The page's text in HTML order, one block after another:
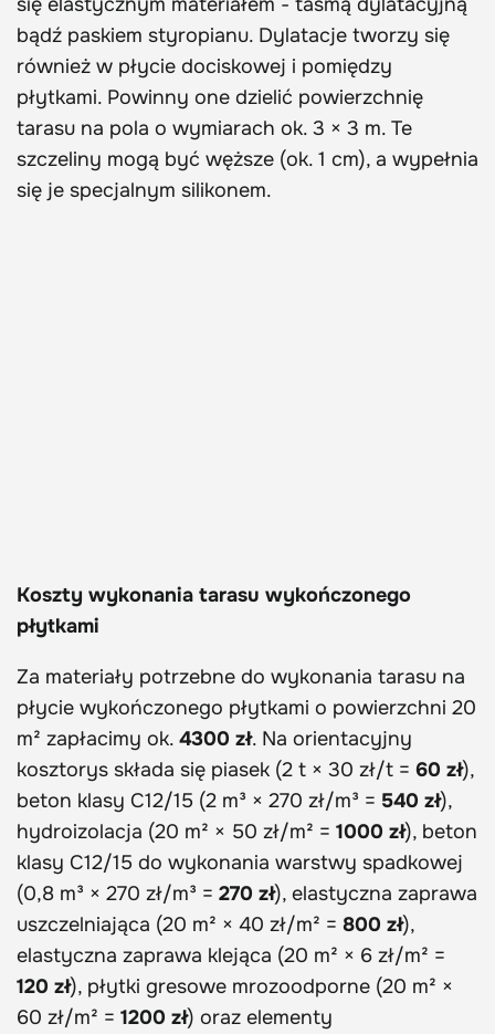
bądź paskiem styropianu. Dylatacje tworzy się
również w płycie dociskowej i pomiędzy
płytkami. Powinny one dzielić powierzchnię
tarasu na pola o wymiarach ok. 3 × 3 m. Te
szczeliny mogą być węższe (ok. 1 cm), a wypełnia
się je specjalnym silikonem.
Koszty wykonania tarasu wykończonego
płytkami
Za materiały potrzebne do wykonania tarasu na
płycie wykończonego płytkami o powierzchni 20
m² zapłacimy ok. 4300 zł. Na orientacyjny
kosztorys składa się piasek (2 t × 30 zł/t = 60 zł),
beton klasy C12/15 (2 m³ × 270 zł/m³ = 540 zł),
hydroizolacja (20 m² × 50 zł/m² = 1000 zł), beton
klasy C12/15 do wykonania warstwy spadkowej
(0,8 m³ × 270 zł/m³ = 270 zł), elastyczna zaprawa
uszczelniająca (20 m² × 40 zł/m² = 800 zł),
elastyczna zaprawa klejąca (20 m² × 6 zł/m² =
120 zł), płytki gresowe mrozoodporne (20 m² ×
60 zł/m² = 1200 zł) oraz elementy